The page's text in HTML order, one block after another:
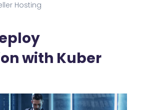
Hosting
with Kuber